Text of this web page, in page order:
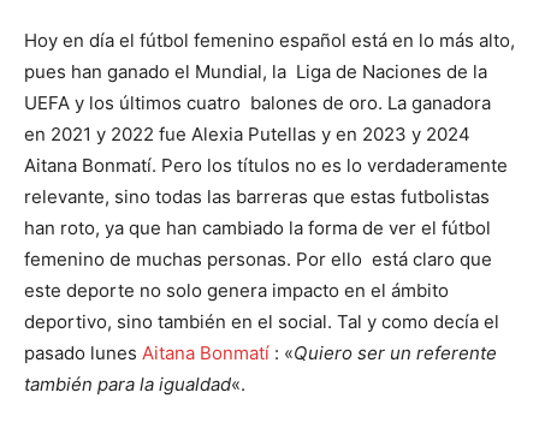
Hoy en día el fútbol femenino español está en lo más alto,
pues han ganado el Mundial, la Liga de Naciones de la
UEFA y los últimos cuatro balones de oro. La ganadora
en 2021 y 2022 fue Alexia Putellas y en 2023 y 2024
Aitana Bonmatí. Pero los títulos no es lo verdaderamente
relevante, sino todas las barreras que estas futbolistas
han roto, ya que han cambiado la forma de ver el fútbol
femenino de muchas personas. Por ello está claro que
este deporte no solo genera impacto en el ámbito
deportivo, sino también en el social. Tal y como decía el
pasado lunes Aitana Bonmatí : «Quiero ser un referente
también para la igualdad«.